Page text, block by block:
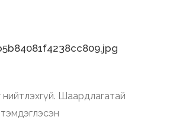
Шаардлагатай